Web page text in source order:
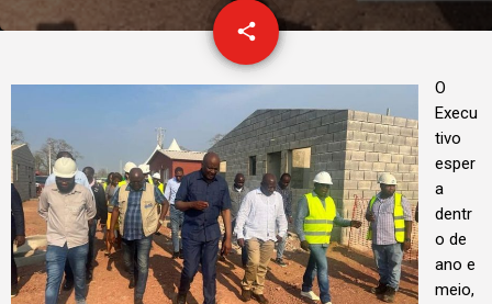
share
email
O
Execu
tivo
esper
a
dentr
o de
ano e
meio,